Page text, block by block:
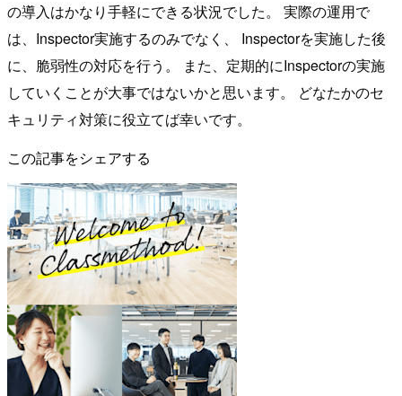
の導入はかなり手軽にできる状況でした。 実際の運用で
は、Inspector実施するのみでなく、 Inspectorを実施した後
に、脆弱性の対応を行う。 また、定期的にInspectorの実施
していくことが大事ではないかと思います。 どなたかのセ
キュリティ対策に役立てば幸いです。
この記事をシェアする